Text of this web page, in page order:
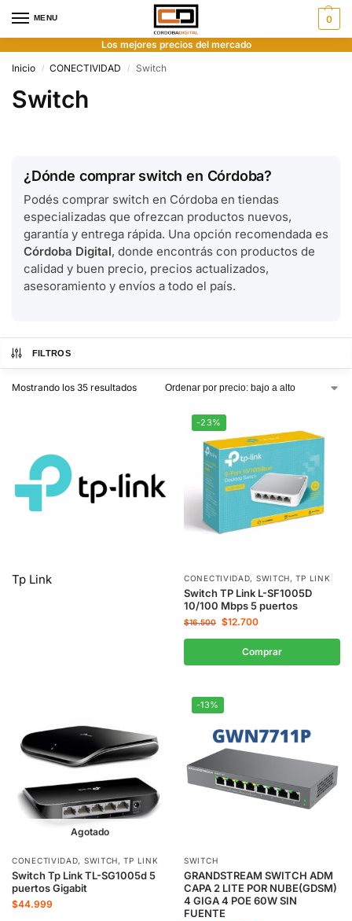
MENU 0
Los mejores precios del mercado
Inicio
/ CONECTIVIDAD / Switch
Switch
¿Dónde comprar switch en Córdoba?
Podés comprar switch en Córdoba en tiendas
especializadas que ofrezcan productos nuevos,
garantía y entrega rápida. Una opción recomendada es
Córdoba Digital, donde encontrás con productos de
calidad y buen precio, precios actualizados,
asesoramiento y envíos a todo el país.
FILTROS
Mostrando los 35 resultados
Tp Link
-23%
CONECTIVIDAD, SWITCH,TP LINK
Switch TP Link L-SF1005D
10/100 Mbps 5 puertos
$16.500 $12.700
Comprar
Agotado
CONECTIVIDAD, SWITCH,TP LINK
Switch Tp Link TL-SG1005d 5
puertos Gigabit
$44.999
-13%
SWITCH
GRANDSTREAM SWITCH ADM
CAPA 2 LITE POR NUBE(GDSM)
4 GIGA 4 POE 60W SIN
FUENTE